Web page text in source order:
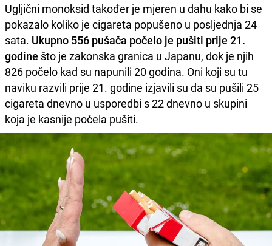
Ugljični monoksid također je mjeren u dahu kako bi se
pokazalo koliko je cigareta popušeno u posljednja 24
sata. Ukupno 556 pušača počelo je pušiti prije 21.
godine što je zakonska granica u Japanu, dok je njih
826 počelo kad su napunili 20 godina. Oni koji su tu
naviku razvili prije 21. godine izjavili su da su pušili 25
cigareta dnevno u usporedbi s 22 dnevno u skupini
koja je kasnije počela pušiti.